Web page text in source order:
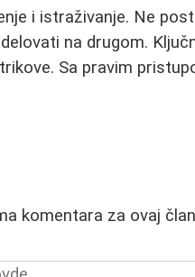
i istraživanje. Ne
na drugom.
Sa pravim
komentara za ovaj